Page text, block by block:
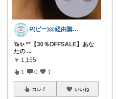
P(ピー)@経由購入します！
🦄✨ **【30％OFFSALE】あな
たの ...
￥ 1,155
1 0 1
コレ いいね